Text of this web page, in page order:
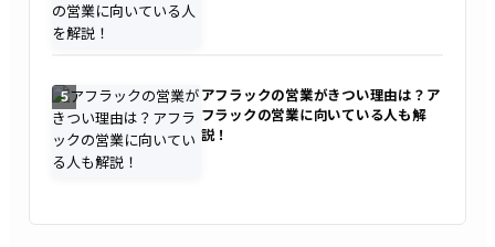
5
アフラックの営業がきつい理由は？ア
フラックの営業に向いている人も解
説！